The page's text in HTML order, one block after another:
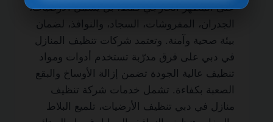
على المظهر الخارجي فقط، بل يشمل الأرضيات،
الجدران، المفروشات، السجاد، والنوافذ، لضمان
بيئة صحية وآمنة. وتعتمد شركات تنظيف المنازل
في دبي على فرق مدرّبة تستخدم أدوات ومواد
تنظيف عالية الجودة تضمن إزالة الأوساخ والبقع
الصعبة بكفاءة. تشمل خدمات شركة تنظيف
منازل في دبي تنظيف الأرضيات، تلميع البلاط